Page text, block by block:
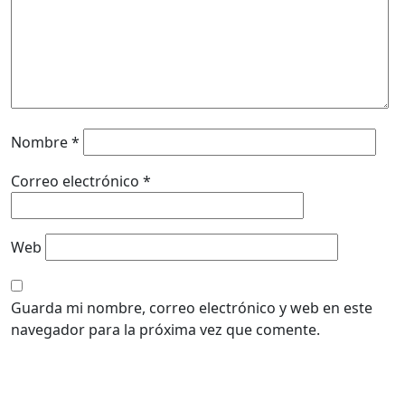
Nombre*
Correo electrónico *
Web
Guarda mi nombre, correo electrónico y web en este
navegador para la próxima vez que comente.